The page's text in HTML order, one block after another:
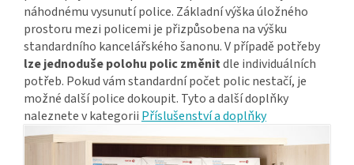
náhodnému vysunutí police. Základní výška úložného
prostoru mezi policemi je přizpůsobena na výšku
standardního kancelářského šanonu. V případě potřeby
lze jednoduše polohu polic změnitdle individuálních
potřeb. Pokud vám standardní počet polic nestačí, je
možné další police dokoupit. Tyto a další doplňky
naleznete v kategorii Příslušenství a doplňky